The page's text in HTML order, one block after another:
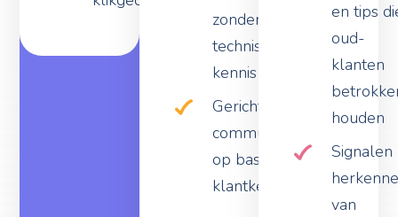
zonder
technische
kennis
Gericht
communiceren
op basis van
klantkenmerken
en tips
oud-
klanten
houden
Signalen
van